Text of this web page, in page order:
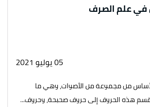
في علم الصرف
05 يوليو 2021
من مجموعة من الأصوات، وهي ما
هذه الحروف إلى حروف صحيحة، وحروف...